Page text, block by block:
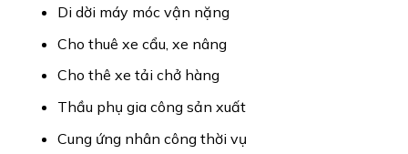
Di dời máy móc vận nặng
Cho thuê xe cẩu, xe nâng
Cho thê xe tải chở hàng
Thầu phụ gia công sản xuất
Cung ứng nhân công thời vụ